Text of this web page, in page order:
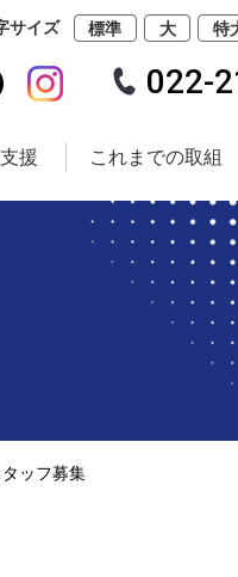
援 これまでの取組
サイズ 標準 大 特
022-
ッフ募集